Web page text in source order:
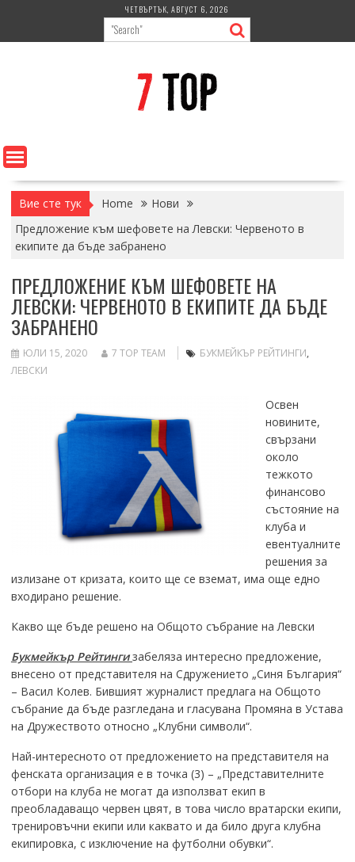
content
ЧЕТВЪРТЪК, АВГУСТ 6, 2026
Вие сте тук Home
Нови
Предложение към шефовете на Левски: Червеното в
екипите да бъде забранено
ПРЕДЛОЖЕНИЕ КЪМ ШЕФОВЕТЕ НА
ЛЕВСКИ: ЧЕРВЕНОТО В ЕКИПИТЕ ДА БЪДЕ
ЗАБРАНЕНО
ЮЛИ 15, 2020 7 TOP TEAM БУКМЕЙКЪР РЕЙТИНГИ,
ЛЕВСКИ
Освен
новините,
свързани
около
тежкото
финансово
състояние на
клуба и
евентуалните
решения за
излизане от кризата, които ще се вземат, има още едно
входирано решение.
Какво ще бъде решено на Общото събрание на Левски
Букмейкър Рейтингизабеляза интересно предложение,
внесено от представителя на Сдружението „Синя България“
– Васил Колев. Бившият журналист предлага на Общото
събрание да бъде разгледана и гласувана Промяна в Устава
на Дружеството относно „Клубни символи“.
Най-интересното от предложението на представителя на
фенската организация е в точка (3) – „Представителните
отбори на клуба не могат да използват екип в
преобладаващо червен цвят, в това число вратарски екипи,
тренировъчни екипи или каквато и да било друга клубна
екипировка, с изключение на футболни обувки“.